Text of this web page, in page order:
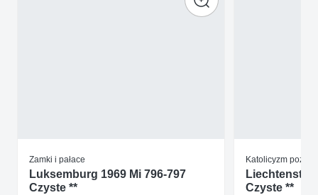
Zamki i pałace
Luksemburg 1969 Mi 796-797
Czyste **
Katolicyzm
Czyste **